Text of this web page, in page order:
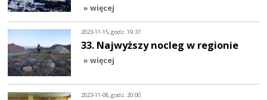
» więcej
2023-11-15, godz. 19:37
33. Najwyższy nocleg w regionie
» więcej
2023-11-08, godz. 20:00